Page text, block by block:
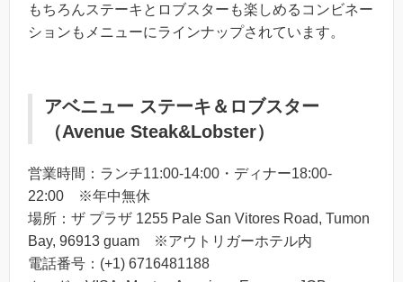
もちろんステーキとロブスターも楽しめるコンビネー
ションもメニューにラインナップされています。
アベニュー ステーキ＆ロブスター
（Avenue Steak&Lobster）
営業時間：ランチ11:00-14:00・ディナー18:00-
22:00 ※年中無休
場所：ザ プラザ 1255 Pale San Vitores Road, Tumon
Bay, 96913 guam ※アウトリガーホテル内
電話番号：(+1) 6716481188